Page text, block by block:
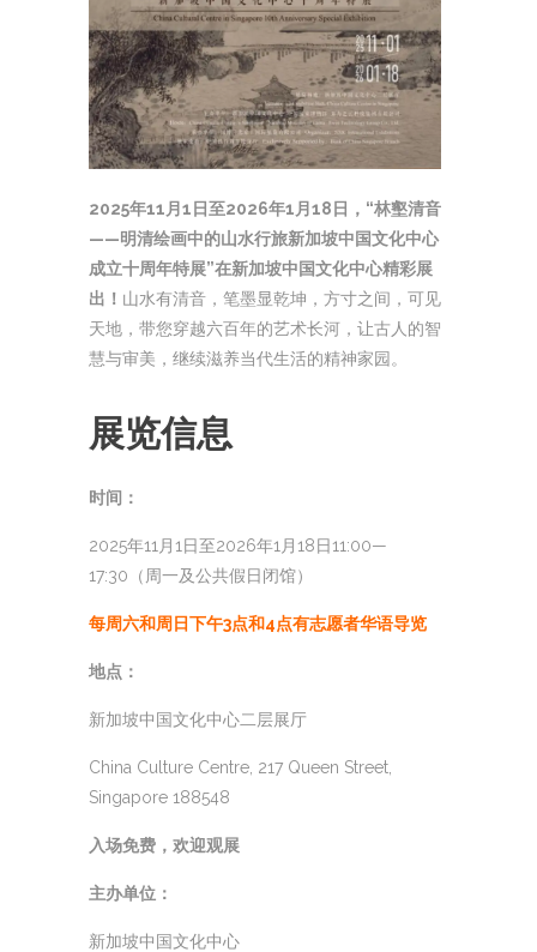
2025年11月1日至2026年1月18日，“林壑清音
——明清绘画中的山水行旅新加坡中国文化中心
成立十周年特展”在新加坡中国文化中心精彩展
出！ 山水有清音，笔墨显乾坤，方寸之间，可见
天地，带您穿越六百年的艺术长河，让古人的智
慧与审美，继续滋养当代生活的精神家园。
展览信息
时间：
2025年11月1日至2026年1月18日11:00—
17:30（周一及公共假日闭馆）
每周六和周日下午3点和4点有志愿者华语导览
地点：
新加坡中国文化中心二层展厅
China Culture Centre, 217 Queen Street,
Singapore 188548
入场免费，欢迎观展
主办单位：
新加坡中国文化中心